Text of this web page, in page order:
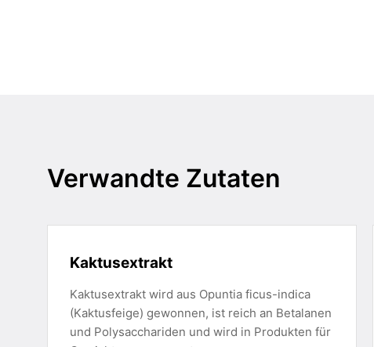
Verwandte Zutaten
Kaktusextrakt
Kaktusextrakt wird aus Opuntia ficus-indica
(Kaktusfeige) gewonnen, ist reich an Betalanen
und Polysacchariden und wird in Produkten für